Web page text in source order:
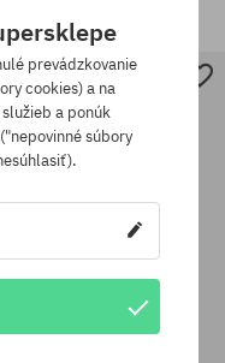
veľkosť
prevádzkovanie
cookies) a na
a ponúk
súbory